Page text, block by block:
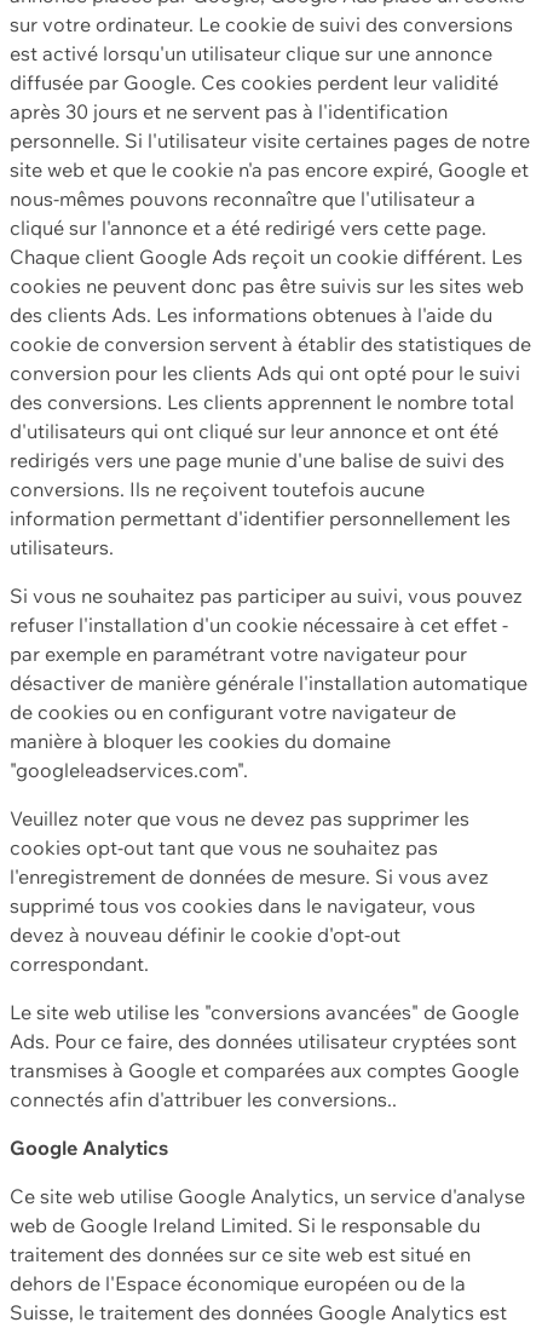
sur votre ordinateur. Le cookie de suivi des conversions
est activé lorsqu'un utilisateur clique sur une annonce
diffusée par Google. Ces cookies perdent leur validité
après 30 jours et ne servent pas à l'identification
personnelle. Si l'utilisateur visite certaines pages de notre
site web et que le cookie n'a pas encore expiré, Google et
nous-mêmes pouvons reconnaître que l'utilisateur a
cliqué sur l'annonce et a été redirigé vers cette page.
Chaque client Google Ads reçoit un cookie différent. Les
cookies ne peuvent donc pas être suivis sur les sites web
des clients Ads. Les informations obtenues à l'aide du
cookie de conversion servent à établir des statistiques de
conversion pour les clients Ads qui ont opté pour le suivi
des conversions. Les clients apprennent le nombre total
d'utilisateurs qui ont cliqué sur leur annonce et ont été
redirigés vers une page munie d'une balise de suivi des
conversions. Ils ne reçoivent toutefois aucune
information permettant d'identifier personnellement les
utilisateurs.
Si vous ne souhaitez pas participer au suivi, vous pouvez
refuser l'installation d'un cookie nécessaire à cet effet -
par exemple en paramétrant votre navigateur pour
désactiver de manière générale l'installation automatique
de cookies ou en configurant votre navigateur de
manière à bloquer les cookies du domaine
"googleleadservices.com".
Veuillez noter que vous ne devez pas supprimer les
cookies opt-out tant que vous ne souhaitez pas
l'enregistrement de données de mesure. Si vous avez
supprimé tous vos cookies dans le navigateur, vous
devez à nouveau définir le cookie d'opt-out
correspondant.
Le site web utilise les "conversions avancées" de Google
Ads. Pour ce faire, des données utilisateur cryptées sont
transmises à Google et comparées aux comptes Google
connectés afin d'attribuer les conversions..
Google Analytics
Ce site web utilise Google Analytics, un service d'analyse
web de Google Ireland Limited. Si le responsable du
traitement des données sur ce site web est situé en
dehors de l'Espace économique européen ou de la
Suisse, le traitement des données Google Analytics est